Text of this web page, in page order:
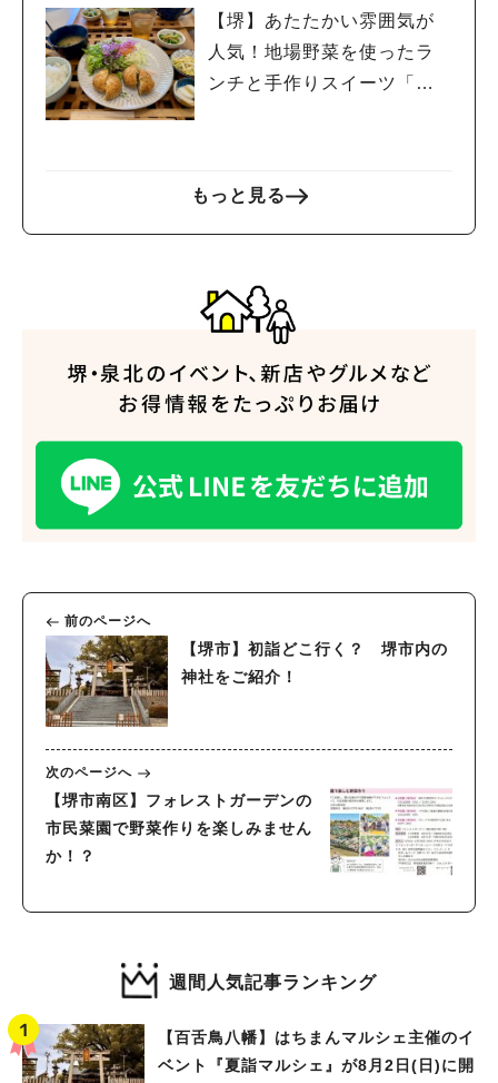
【堺】あたたかい雰囲気が
人気！地場野菜を使ったラ
ンチと手作りスイーツ「こ
もっと見る
前のページへ
【堺市】初詣どこ行く？ 堺市内の
神社をご紹介！
次のページへ
【堺市南区】フォレストガーデンの
市民菜園で野菜作りを楽しみません
か！？
週間人気記事ランキング
【百舌鳥八幡】はちまんマルシェ主催のイ
ベント『夏詣マルシェ』が8月2日(日)に開